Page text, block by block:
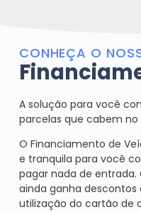
CONHEÇA O
A solução para você
parcelas que cabem no
O Financiamento de
e tranquila para você
pagar nada de entrada.
ainda ganha
utilização do cartão de